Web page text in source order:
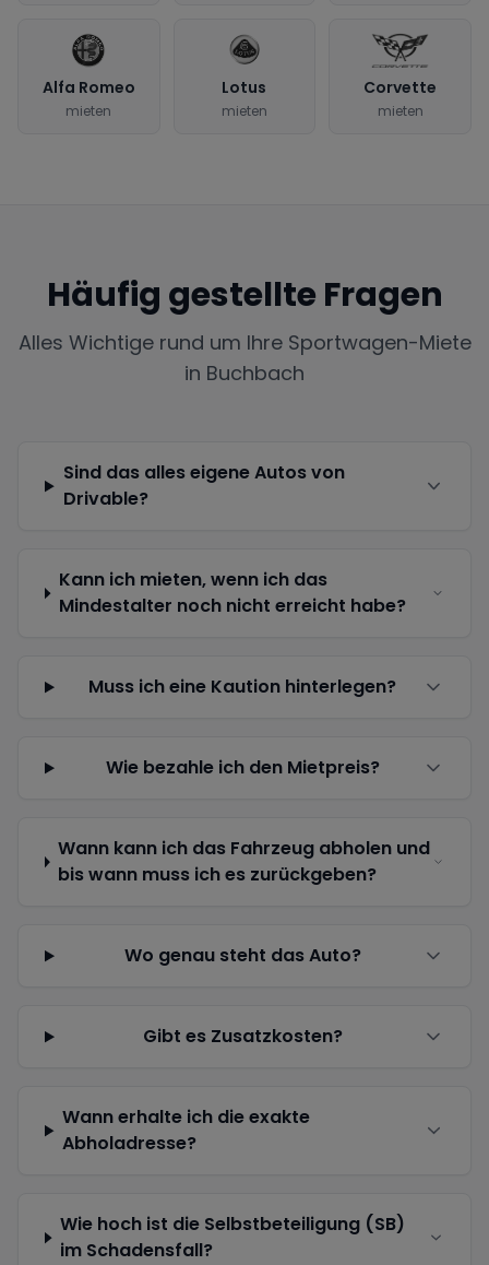
Alfa Romeo
mieten
Lotus
mieten
Corvette
mieten
Häufig gestellte Fragen
Alles Wichtige rund um Ihre Sportwagen-Miete
in Buchbach
Sind das alles eigene Autos von
Drivable?
Kann ich mieten, wenn ich das
Mindestalter noch nicht erreicht habe?
Muss ich eine Kaution hinterlegen?
Wie bezahle ich den Mietpreis?
Wann kann ich das Fahrzeug abholen und
bis wann muss ich es zurückgeben?
Wo genau steht das Auto?
Gibt es Zusatzkosten?
Wann erhalte ich die exakte
Abholadresse?
Wie hoch ist die Selbstbeteiligung (SB)
im Schadensfall?